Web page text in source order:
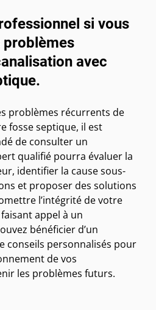
si vous
problèmes
avec
problèmes récurrents de
fosse septique, il est
de consulter un
qualifié pourra évaluer la
identifier la cause sous-
et proposer des solutions
l’intégrité de votre
appel à un
bénéficier d’un
conseils personnalisés pour
de vos
les problèmes futurs.